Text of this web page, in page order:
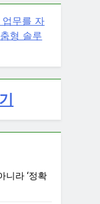
무를 자
형 솔루
니라 ‘정확